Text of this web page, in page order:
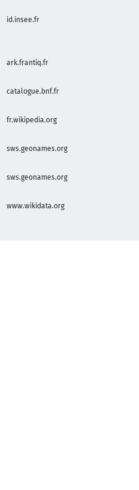
id.insee.fr
ark.frantiq.fr
catalogue.bnf.fr
fr.wikipedia.org
sws.geonames.org
sws.geonames.org
www.wikidata.org